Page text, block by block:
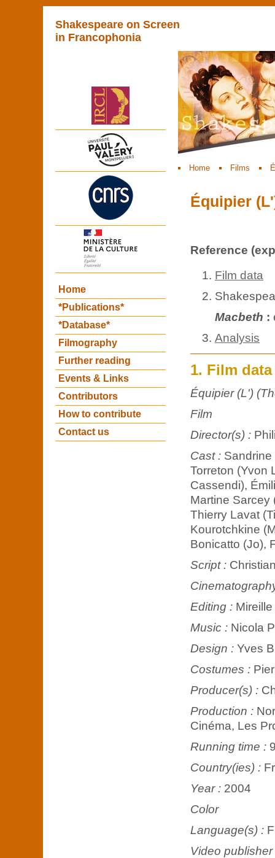
Shakespeare on Screen
in Francophonia
Home Films
Home
*Publications*
*Database*
Filmography
Further reading
Events & Links
Contributors
How to contribute
Contact us
Équipier
Reference
Film data
Macbeth :
Analysis
1. Film data
Équipier (L')
Film
Director(s) :
Cast :
Torreton (Yvon
Cassendi),
Martine Sarcey
Thierry Lavat
Kourotchkine
Bonicatto (Jo),
Script :
Editing :
Music : Nicola
Design : Yves
Costumes :
Producer(s) :
Production :
Cinéma, Les
Running time :
Country(ies) :
Year : 2004
Color
Language(s) :
Video